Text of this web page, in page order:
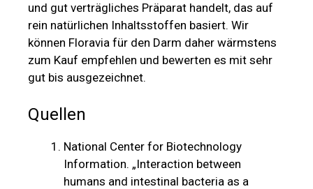
und gut verträgliches Präparat handelt, das auf
rein natürlichen Inhaltsstoffen basiert. Wir
können Floravia für den Darm daher wärmstens
zum Kauf empfehlen und bewerten es mit sehr
gut bis ausgezeichnet.
Quellen
National Center for Biotechnology
Information. „Interaction between
humans and intestinal bacteria as a